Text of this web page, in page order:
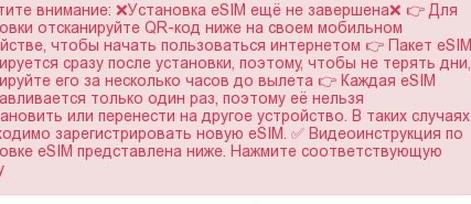
внимание: ❌Установка eSIM ещё не завершена❌ 👉 Для
отсканируйте QR-код ниже на своем мобильном
чтобы начать пользоваться интернетом 👉 Пакет eSIM
сразу после установки, поэтому, чтобы не терять дни,
его за несколько часов до вылета 👉 Каждая eSIM
только один раз, поэтому её нельзя
или перенести на другое устройство. В таких случаях
зарегистрировать новую eSIM. ✅ Видеоинструкция по
eSIM представлена ниже. Нажмите соответствующую